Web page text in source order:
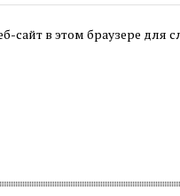
сайт в этом браузере для